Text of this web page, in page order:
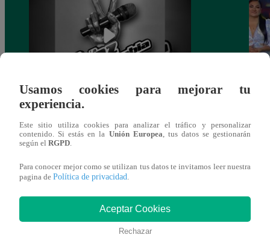
Muere exparticipante de La Voz Colombia
También te puede
interesar
Usamos cookies para mejorar tu
experiencia.
Este sitio utiliza cookies para analizar el tráfico y personalizar
contenido. Si estás en la Unión Europea, tus datos se gestionarán
según el RGPD.
Para conocer mejor como se utilizan tus datos te invitamos leer nuestra
pagina de Política de privacidad.
Aceptar Cookies
Rechazar